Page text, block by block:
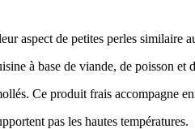
aspect de petites perles similaire
à base de viande, de poisson et
Ce produit frais accompagne
pas les hautes températures.